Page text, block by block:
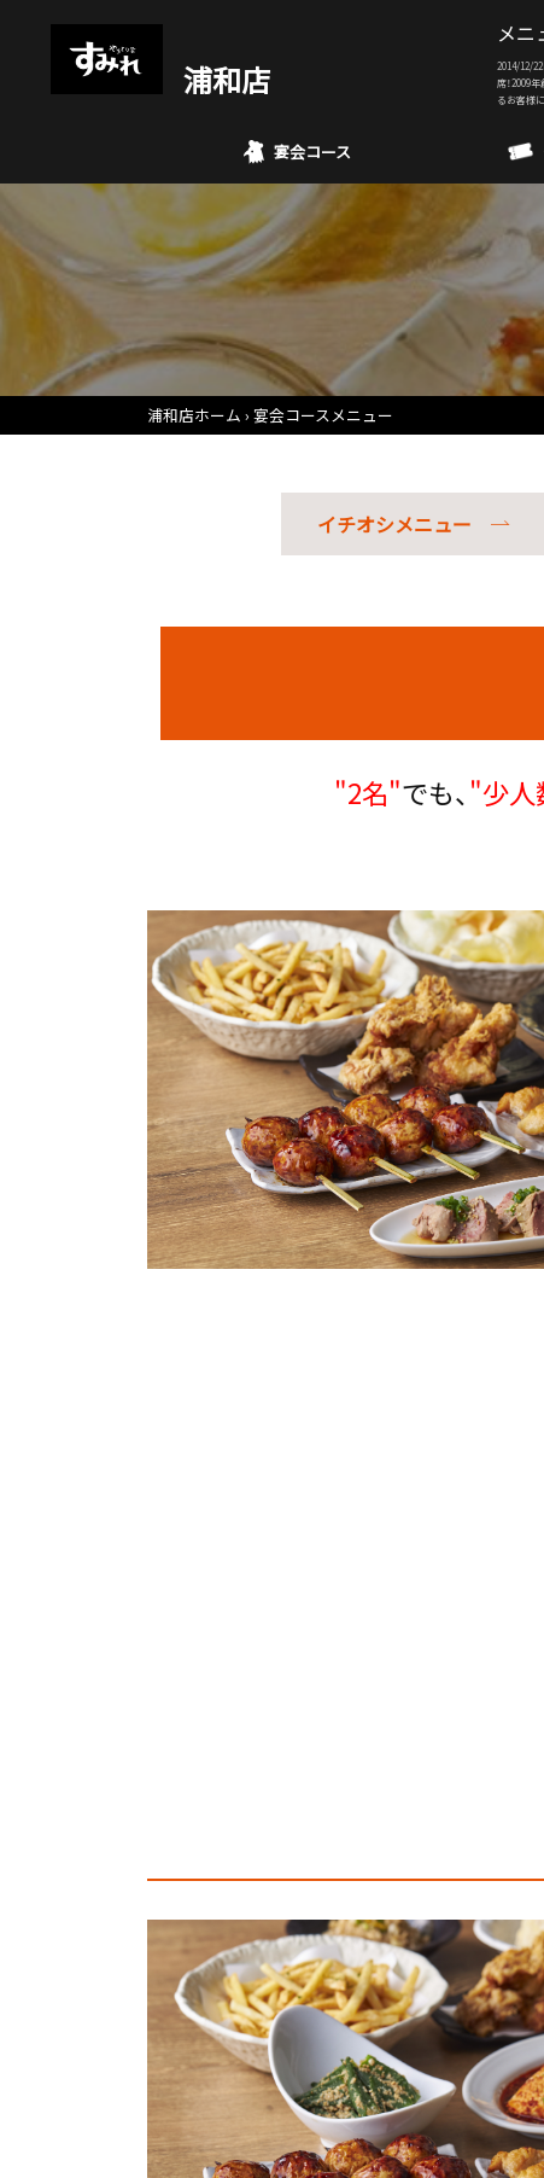
浦和店
メニ
2014/12/
席！2009
るお客様
宴会コース
浦和店ホーム 宴会コースメニュー
イチオシメニュー
"2名"でも、 "少人